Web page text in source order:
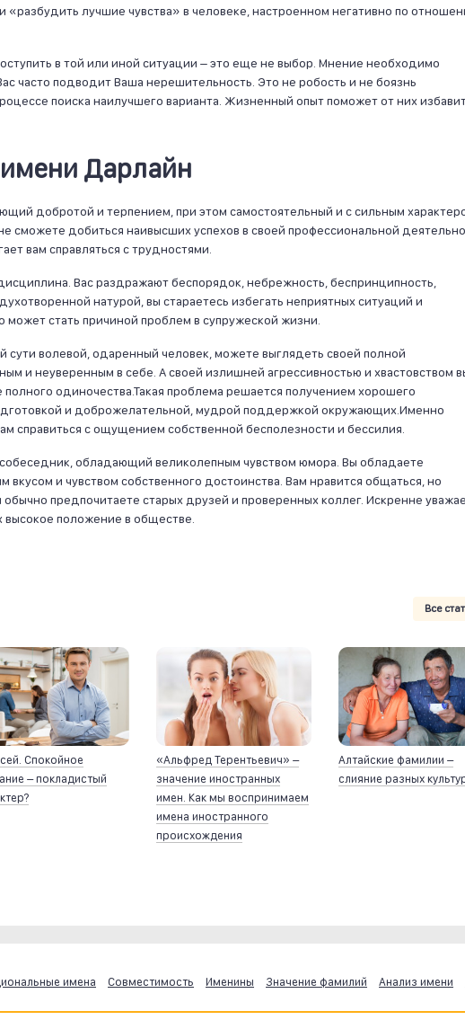
лучшие чувства» в человеке, настроенном негативно по
в той или иной ситуации – это еще не выбор. Мнение необходимо
часто подводит Ваша нерешительность. Это не робость и не боязнь
поиска наилучшего варианта. Жизненный опыт поможет от них
Дарлайн
добротой и терпением, при этом самостоятельный и с сильным
сможете добиться наивысших успехов в своей профессиональной
вам справляться с трудностями.
Вас раздражают беспорядок, небрежность, беспринципность,
натурой, вы стараетесь избегать неприятных ситуаций и
стать причиной проблем в супружеской жизни.
сути волевой, одаренный человек, можете выглядеть своей полной
и неуверенным в себе. А своей излишней агрессивностью и хвастовством
одиночества.Такая проблема решается получением хорошего
и доброжелательной, мудрой поддержкой окружающих.Именно
справиться с ощущением собственной бесполезности и бессилия.
обладающий великолепным чувством юмора. Вы обладаете
и чувством собственного достоинства. Вам нравится общаться, но
предпочитаете старых друзей и проверенных коллег. Искренне
положение в обществе.
Все
Спокойное
– покладистый
«Альфред Терентьевич» –
значение иностранных
имен. Как мы воспринимаем
имена иностранного
происхождения
Алтайские фамилии –
слияние разных
имена Совместимость Именины Значение фамилий Анализ имени